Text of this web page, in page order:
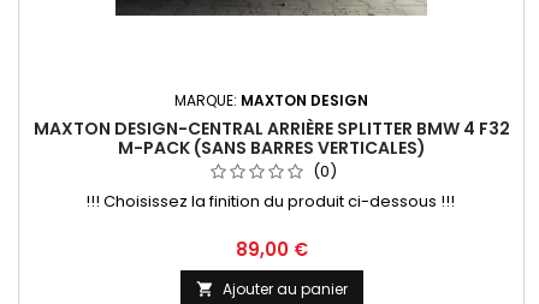
MARQUE: MAXTON DESIGN
MAXTON DESIGN-CENTRAL ARRIÈRE SPLITTER BMW 4 F32
M-PACK (SANS BARRES VERTICALES)
(0)
!!! Choisissez la finition du produit ci-dessous !!!
Prix
89,00 €
 Ajouter au panier